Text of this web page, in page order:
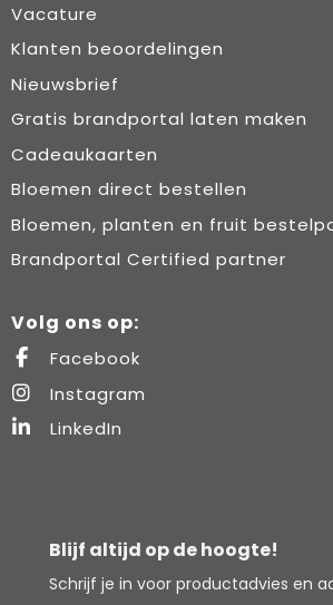
Vacature
Klanten beoordelingen
Nieuwsbrief
Gratis brandportal laten maken
Cadeaukaarten
Bloemen direct bestellen
Bloemen, planten en fruit
Brandportal Certified partner
Volg ons op:
Facebook
Instagram
LinkedIn
Blijf altijd op de hoogte!
Schrijf je in voor productadvies en